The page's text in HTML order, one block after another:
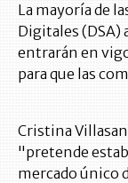
La mayoría de
Digitales (DSA)
entrarán en
para que las
Cristina
"pretende
mercado único